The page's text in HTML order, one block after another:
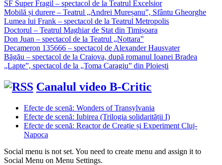
SF Super Fragil – spectacol de la Teatrul Excelsior
Mobilă și durere – Teatrul „Andrei Mureșanu”, Sfântu Gheorghe
Lumea lui Frank – spectacol de la Teatrul Metropolis
Doctorul – Teatrul Maghiar de Stat din Timișoara
Don Juan – spectacol de la Teatrul „Nottara”
Decameron 135666 – spectacol de Alexander Hausvater
Băgău – spectacol de la Craiova, după romanul Ioanei Bradea
„Lapte”, spectacol de la „Toma Caragiu” din Ploiești
Canalul video B-Critic
Efecte de scenă: Wonders of Transylvania
Efecte de scenă: Iubirea (Trilogia solidarității I)
Efecte de scenă: Reactor de Creație și Experiment Cluj-
Napoca
Social menu is not set. You need to create menu and assign it to
Social Menu on Menu Settings.